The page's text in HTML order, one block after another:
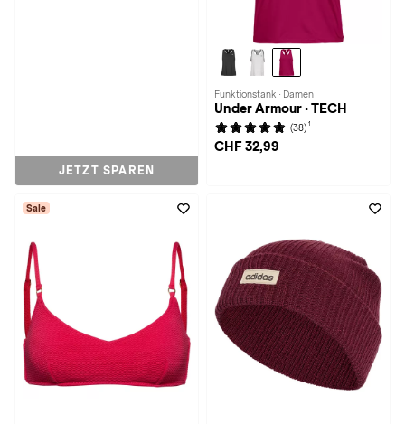
JETZT SPAREN
Funktionstank · Damen
Under Armour · TECH
(38) 1
CHF 32,99
Sale